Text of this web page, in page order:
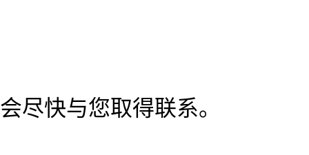
尽快与您取得联系。